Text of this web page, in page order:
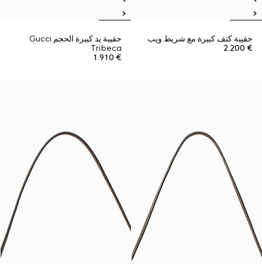
حقيبة كتف كبيرة مع شريط ويب
€ 2.200
حقيبة يد كبيرة الحجم Gucci
Tribeca
€ 1.910